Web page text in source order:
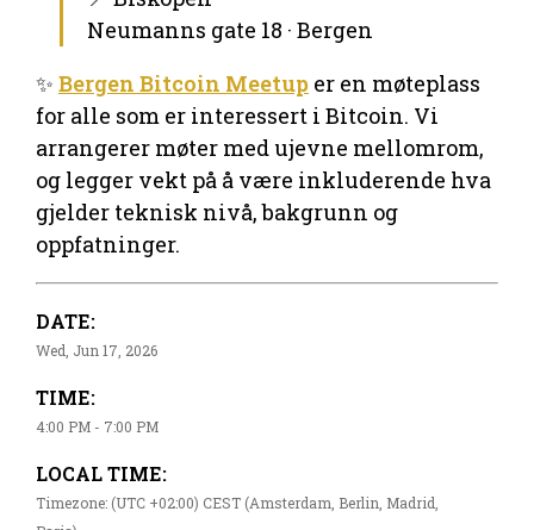
Neumanns gate 18 · Bergen
✨ Bergen Bitcoin Meetup er en møteplass
for alle som er interessert i Bitcoin. Vi
arrangerer møter med ujevne mellomrom,
og legger vekt på å være inkluderende hva
gjelder teknisk nivå, bakgrunn og
oppfatninger.
DATE:
Wed, Jun 17, 2026
TIME:
4:00 PM - 7:00 PM
LOCAL TIME:
Timezone: (UTC +02:00) CEST (Amsterdam, Berlin, Madrid,